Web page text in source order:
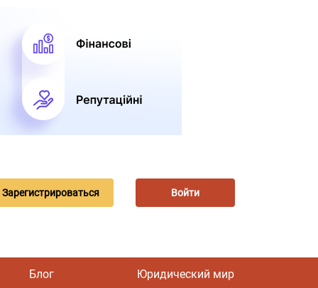
Зарегистрироваться Войти
Блог Юридический мир